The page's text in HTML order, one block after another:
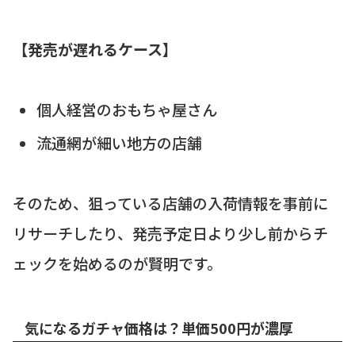
【発売が遅れるケース】
個人経営のおもちゃ屋さん
流通網が細い地方の店舗
そのため、狙っている店舗の入荷情報を事前に
リサーチしたり、発売予定日より少し前からチ
ェックを始めるのが賢明です。
気になるガチャ価格は？単価500円が濃厚